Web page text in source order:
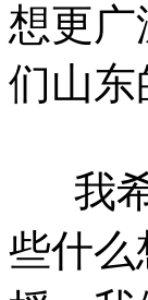
想更
们山东
我
些什么